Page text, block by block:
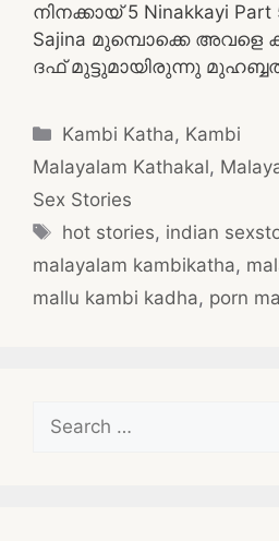
നിനക്കായ് 5 Ninakkayi Part
Sajina മുമ്പൊക്കെ
ദഫ് മുട്ടുമായിരുന്നു
Categories
Kambi Katha, Kambi
Malayalam Kathakal,
Sex Stories
Tags
hot stories, indian
malayalam kambikatha,
mallu kambi kadha, porn
Search
for: